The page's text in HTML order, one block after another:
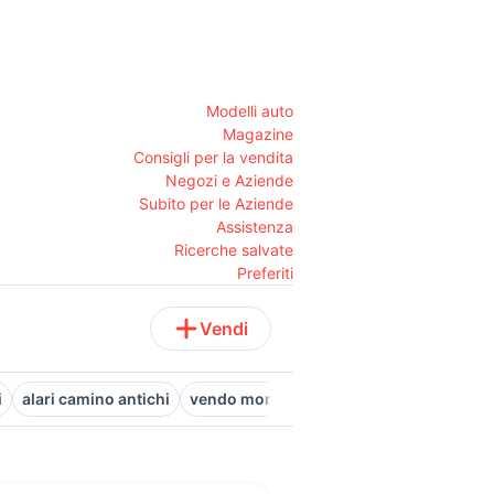
Modelli auto
Magazine
Consigli per la vendita
Negozi e Aziende
Subito per le Aziende
Assistenza
Ricerche salvate
Preferiti
Vendi
alari camino antichi vendo monete antiche